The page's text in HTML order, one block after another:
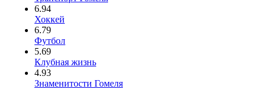
6.94
Хоккей
6.79
Футбол
5.69
Клубная жизнь
4.93
Знаменитости Гомеля